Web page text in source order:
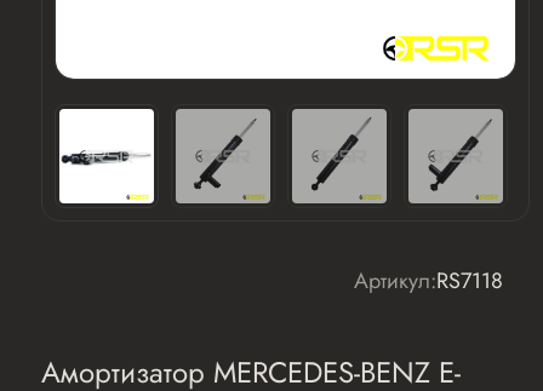
Артикул:RS7118
Амортизатор MERCEDES-BENZ E-